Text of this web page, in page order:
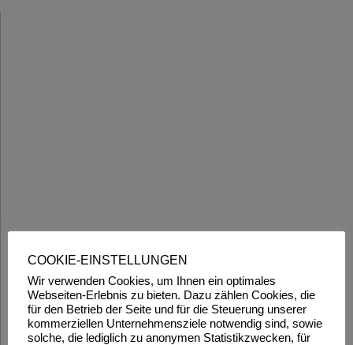
COOKIE-EINSTELLUNGEN
Wir verwenden Cookies, um Ihnen ein optimales
Webseiten-Erlebnis zu bieten. Dazu zählen Cookies, die
für den Betrieb der Seite und für die Steuerung unserer
kommerziellen Unternehmensziele notwendig sind, sowie
solche, die lediglich zu anonymen Statistikzwecken, für